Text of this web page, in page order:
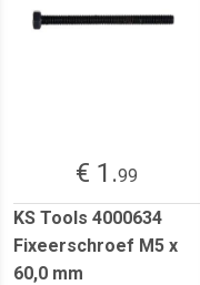
€ 1.99
KS Tools 4000634
Fixeerschroef M5 x
60,0 mm